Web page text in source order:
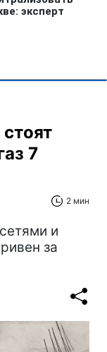
7
2 мин
и
за